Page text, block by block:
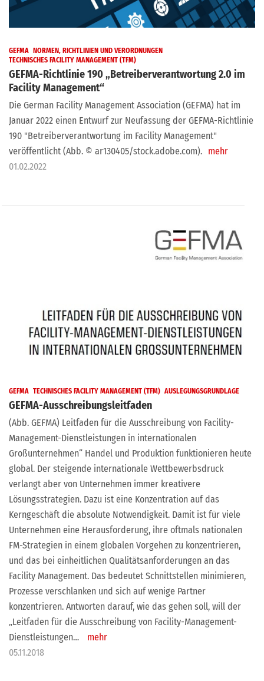
GEFMA
NORMEN, RICHTLINIEN UND VERORDNUNGEN
TECHNISCHES FACILITY MANAGEMENT (TFM)
GEFMA-Richtlinie 190 „Betreiberverantwortung 2.0 im
Facility Management“
Die German Facility Management Association (GEFMA) hat im
Januar 2022 einen Entwurf zur Neufassung der GEFMA-Richtlinie
190 "Betreiberverantwortung im Facility Management"
veröffentlicht (Abb. © ar130405/stock.adobe.com). mehr
01.02.2022
GEFMA TECHNISCHES FACILITY MANAGEMENT (TFM) AUSLEGUNGSGRUNDLAGE
GEFMA-Ausschreibungsleitfaden
(Abb. GEFMA) Leitfaden für die Ausschreibung von Facility-
Management-Dienstleistungen in internationalen
Großunternehmen“ Handel und Produktion funktionieren heute
global. Der steigende internationale Wettbewerbsdruck
verlangt aber von Unternehmen immer kreativere
Lösungsstrategien. Dazu ist eine Konzentration auf das
Kerngeschäft die absolute Notwendigkeit. Damit ist für viele
Unternehmen eine Herausforderung, ihre oftmals nationalen
FM-Strategien in einem globalen Vorgehen zu konzentrieren,
und das bei einheitlichen Qualitätsanforderungen an das
Facility Management. Das bedeutet Schnittstellen minimieren,
Prozesse verschlanken und sich auf wenige Partner
konzentrieren. Antworten darauf, wie das gehen soll, will der
„Leitfaden für die Ausschreibung von Facility-Management-
Dienstleistungen…
mehr
05.11.2018